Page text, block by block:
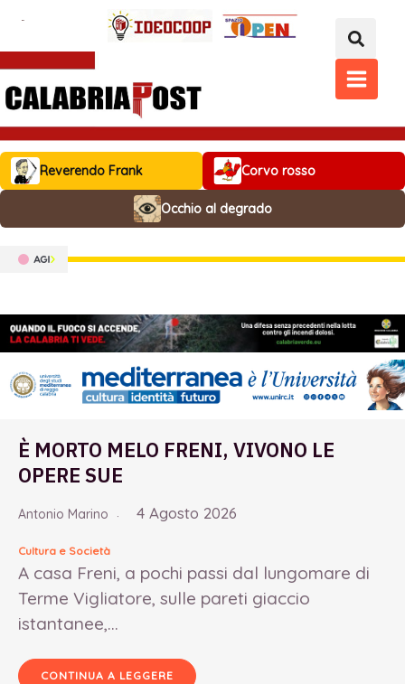
contenuto
MAIN
MENU
Reverendo Frank Corvo rosso
Occhio al degrado
È MORTO MELO FRENI, VIVONO LE
OPERE SUE
Antonio Marino 4 Agosto 2026
Cultura e Società
A casa Freni, a pochi passi dal lungomare di
Terme Vigliatore, sulle pareti giaccio
istantanee,...
CONTINUA A LEGGERE